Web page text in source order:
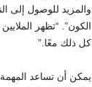
والمزيد للوصول إلى
الكون”. “تظهر
كل ذلك معًا.”
يمكن أن تساعد